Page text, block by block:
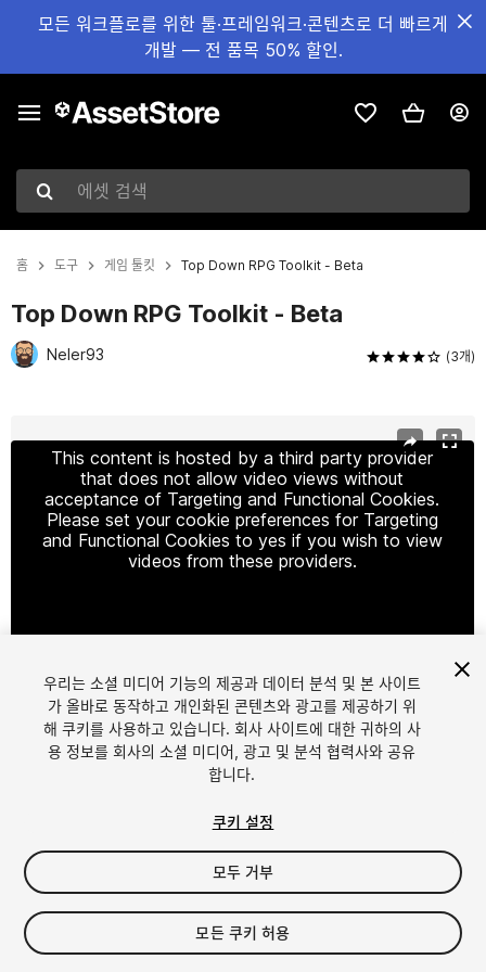
모든 워크플로를 위한 툴·프레임워크·콘텐츠로 더 빠르게
개발 — 전 품목 50% 할인.
에셋 검색
홈 도구 게임 툴킷 Top Down RPG Toolkit - Beta
Top Down RPG Toolkit - Beta
Neler93 (3개)
This content is hosted by a third party provider
that does not allow video views without
acceptance of Targeting and Functional Cookies.
Please set your cookie preferences for Targeting
and Functional Cookies to yes if you wish to view
videos from these providers.
1/7
$25
Seat
우리는 소셜 미디어 기능의 제공과 데이터 분석 및 본 사이트
가 올바로 동작하고 개인화된 콘텐츠와 광고를 제공하기 위
해 쿠키를 사용하고 있습니다. 회사 사이트에 대한 귀하의 사
용 정보를 회사의 소셜 미디어, 광고 및 분석 협력사와 공유
합니다.
쿠키 설정
모두 거부
모든 쿠키 허용